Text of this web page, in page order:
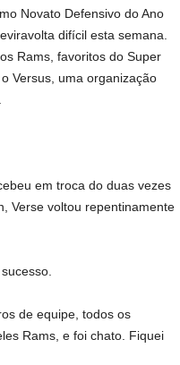
Novato Defensivo do Ano
difícil esta semana.
Rams, favoritos do Super
Versus, uma organização
em troca do duas vezes
Verse voltou repentinamente
de equipe, todos os
Rams, e foi chato. Fiquei